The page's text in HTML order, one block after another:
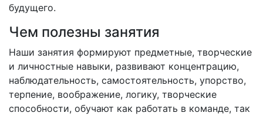
будущего.
Чем полезны занятия
Наши занятия формируют предметные, творческие
и личностные навыки, развивают концентрацию,
наблюдательность, самостоятельность, упорство,
терпение, воображение, логику, творческие
способности, обучают как работать в команде, так